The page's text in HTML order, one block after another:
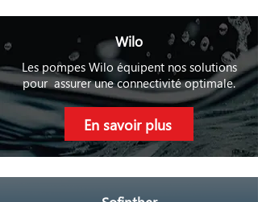
Wilo
Les pompes Wilo équipent nos solutions
pour assurer une connectivité optimale.
En savoir plus